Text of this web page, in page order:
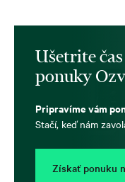
Ušetrite
ponuky
Pripravíme vám
Stačí, keď nám
Získať ponuku